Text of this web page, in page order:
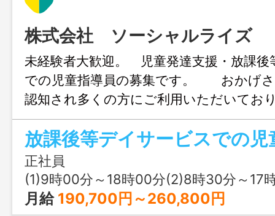
株式会社 ソーシャルライズ
未経験者大歓迎。 児童発達支援・放課後
での児童指導員の募集です。 おかげさ
認知され多くの方にご利用いただいてお
の特性に合わせた個別療育を基本とし一
しさを大切に対応しております。
音楽、外出、創作活動の提供、活動中
日報作成、行事の企画と開催 等 変更
放課後等デイサービスでの児
正社員
(1)9時00分～18時00分(2)8時30分～17時30分
月給 190,700円～260,800円